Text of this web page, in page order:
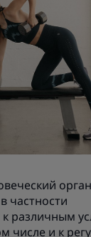
частности
различным
числе и к